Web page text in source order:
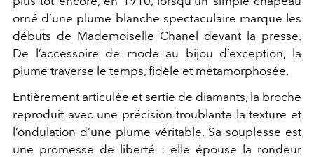
orné d’une plume blanche spectaculaire marque les
débuts de Mademoiselle Chanel devant la presse.
De l’accessoire de mode au bijou d’exception, la
plume traverse le temps, fidèle et métamorphosée.
Entièrement articulée et sertie de diamants, la broche
reproduit avec une précision troublante la texture et
l’ondulation d’une plume véritable. Sa souplesse est
une promesse de liberté : elle épouse la rondeur